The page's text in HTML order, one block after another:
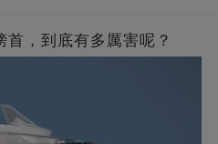
，到底有多厲害呢？